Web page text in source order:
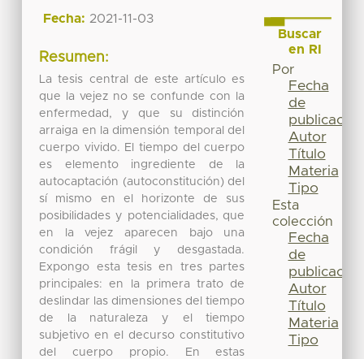
Fecha: 2021-11-03
Resumen:
La tesis central de este artículo es
que la vejez no se confunde con la
enfermedad, y que su distinción
arraiga en la dimensión temporal del
cuerpo vivido. El tiempo del cuerpo
es elemento ingrediente de la
autocaptación (autoconstitución) del
sí mismo en el horizonte de sus
posibilidades y potencialidades, que
en la vejez aparecen bajo una
condición frágil y desgastada.
Expongo esta tesis en tres partes
principales: en la primera trato de
deslindar las dimensiones del tiempo
de la naturaleza y el tiempo
subjetivo en el decurso constitutivo
del cuerpo propio. En estas
Buscar
en RI
Por
Fecha
de
publicación
Autor
Título
Materia
Tipo
Esta
colección
Fecha
de
publicación
Autor
Título
Materia
Tipo